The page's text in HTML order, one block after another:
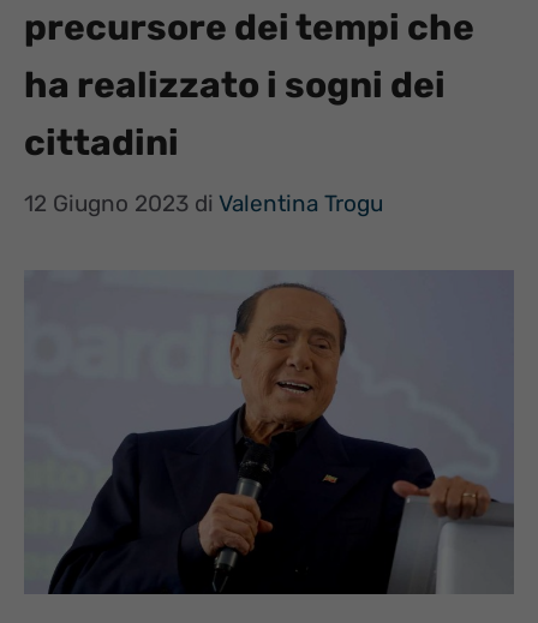
precursore dei tempi che
ha realizzato i sogni dei
cittadini
12 Giugno 2023 di Valentina Trogu